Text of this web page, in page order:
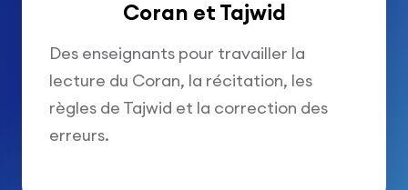
Coran et Tajwid
Des enseignants pour travailler la
lecture du Coran, la récitation, les
règles de Tajwid et la correction des
erreurs.